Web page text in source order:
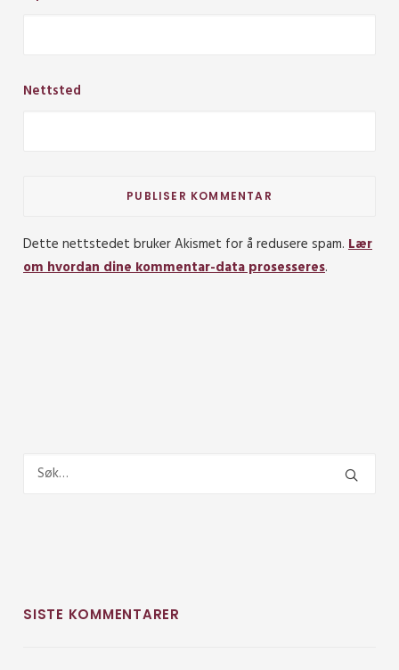
Nettsted
Dette nettstedet bruker Akismet for å redusere spam. Lær
om hvordan dine kommentar-data prosesseres.
SISTE KOMMENTARER